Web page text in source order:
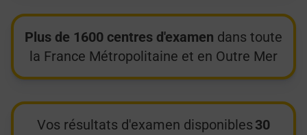
Plus de 1600 centres d'examen dans toute
la France Métropolitaine et en Outre Mer
Vos résultats d'examen disponibles 30